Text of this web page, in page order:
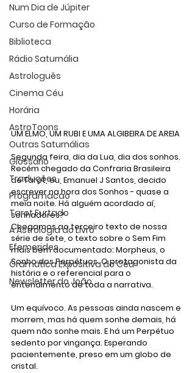
Num Dia de Júpiter
Curso de Formação
Biblioteca
Rádio Saturnália
Astrologuês
Cinema Céu
Horária
AstroToons
Outras Saturnálias
Glossário
Traduções
Programacao
Tarot Furtado
A Astrologia do Livro
Efemerides
Gramática Expositiva do Céu
Newsletter do João
UM ELMO, UM RUBI E UMA ALGIBEIRA DE AREIA
Segunda feira, dia da Lua, dia dos sonhos.
Recém chegado da Confraria Brasileira
de Tarot, eu, Emanuel J Santos, decido
escrever na hora dos Sonhos - quase a
meia noite. Há alguém acordado aí,
sonhadores?
Chegamos ao terceiro texto de nossa
série de sete, o texto sobre o Sem Fim
mais bem documentado: Morpheus, o
Sonho dos Perpétuos. O protagonista da
história e o referencial para o
entendimento de toda a narrativa.
Um equívoco. As pessoas ainda nascem e
morrem, mas há quem sonhe demais, há
quem não sonhe mais. E há um Perpétuo
sedento por vingança. Esperando
pacientemente, preso em um globo de
cristal.